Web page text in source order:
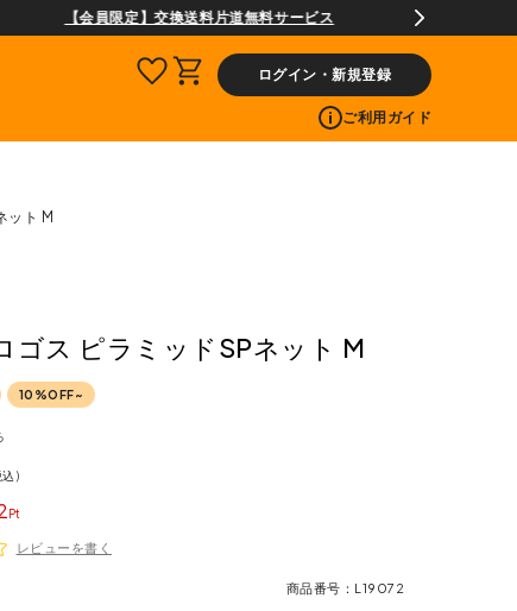
ログイン・新規登録
ご利用ガイド
ット M
ゴス ピラミッドSPネット M
10%OFF~
レビューを書く
商品番号 L19072